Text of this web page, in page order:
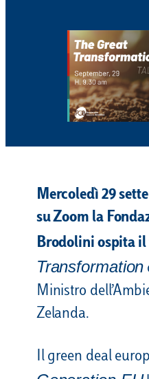
Mercoledì 29
su Zoom la
Brodolini ospita
Transformation
Ministro
Zelanda.
Il green deal